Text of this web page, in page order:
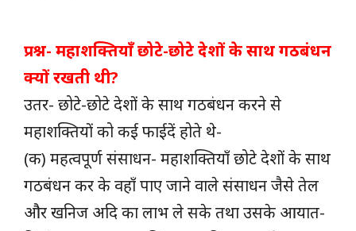
प्रश्न- महाशक्तियाँ छोटे-छोटे देशों के साथ गठबंधन
क्यों रखती थी?
उतर- छोटे-छोटे देशों के साथ गठबंधन करने से
महाशक्तियों को कई फाईदें होते थे-
(क) महत्वपूर्ण संसाधन- महाशक्तियाँ छोटे देशों के साथ
गठबंधन कर के वहाँ पाए जाने वाले संसाधन जैसे तेल
और खनिज अदि का लाभ ले सके तथा उसके आयात-